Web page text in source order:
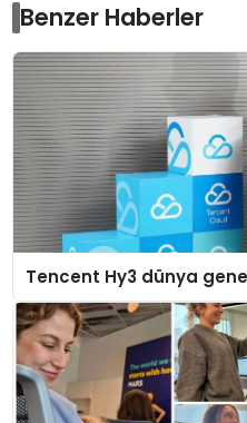
Benzer Haberler
Tencent Hy3 dünya